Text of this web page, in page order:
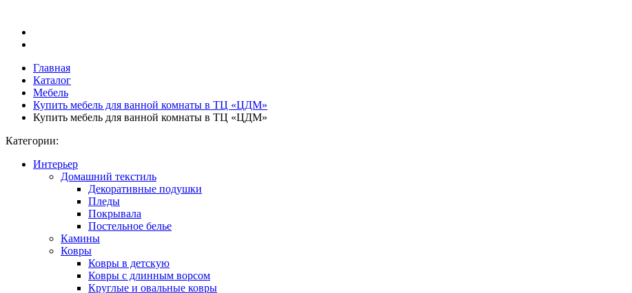
Главная
Каталог
Мебель
Купить мебель для ванной комнаты в ТЦ «ЦДМ»
Купить мебель для ванной комнаты в ТЦ «ЦДМ»
Категории:
Интерьер
Домашний текстиль
Декоративные подушки
Пледы
Покрывала
Постельное белье
Камины
Ковры
Ковры в детскую
Ковры с длинным ворсом
Круглые и овальные ковры